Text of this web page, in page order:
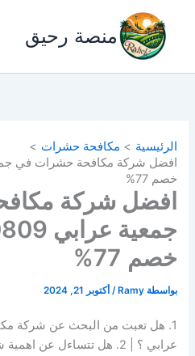
المحتوى
منصة رحيق
الرئيسية
مكافحة حشرات
خصم 77%
افضل شركة
جمعية
خصم 77%
بواسطة Ramy
/ أكتوبر 21, 2024
1. هل تعبت من البحث عن شركة
عرابي ؟ | 2. هل تتساءل عن